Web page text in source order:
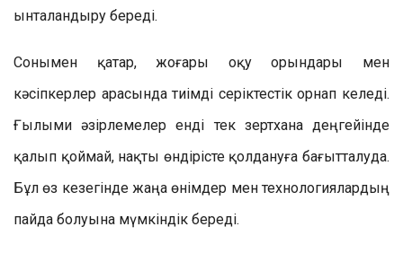
ынталандыру береді.
Сонымен қатар, жоғары оқу орындары мен
кәсіпкерлер арасында тиімді серіктестік орнап келеді.
Ғылыми әзірлемелер енді тек зертхана деңгейінде
қалып қоймай, нақты өндірісте қолдануға бағытталуда.
Бұл өз кезегінде жаңа өнімдер мен технологиялардың
пайда болуына мүмкіндік береді.